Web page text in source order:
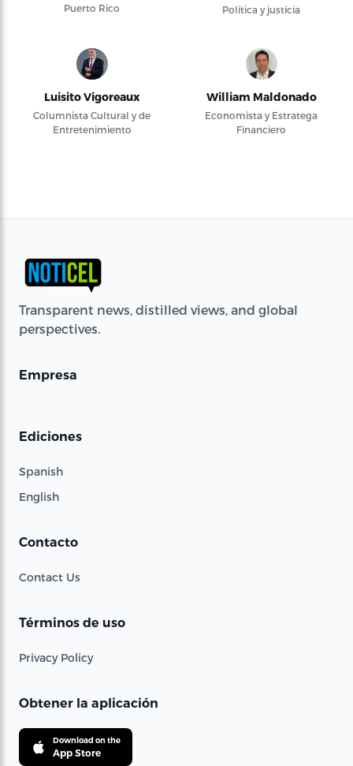
Puerto Rico
Política y justicia
Luisito Vigoreaux
Columnista Cultural y de
Entretenimiento
William Maldonado
Economista y Estratega
Financiero
Transparent news, distilled views, and global
perspectives.
Empresa
Ediciones
Spanish
English
Contacto
Contact Us
Términos de uso
Privacy Policy
Obtener la aplicación
Download on the
App Store